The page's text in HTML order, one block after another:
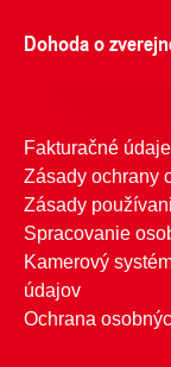
Dohoda o
Fakturačné údaje
Zásady ochrany
Zásady
Spracovanie
Kamerový
údajov
Ochrana